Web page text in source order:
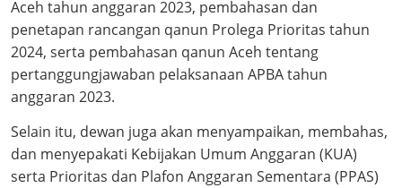
Aceh tahun anggaran 2023, pembahasan dan
penetapan rancangan qanun Prolega Prioritas tahun
2024, serta pembahasan qanun Aceh tentang
pertanggungjawaban pelaksanaan APBA tahun
anggaran 2023.
Selain itu, dewan juga akan menyampaikan, membahas,
dan menyepakati Kebijakan Umum Anggaran (KUA)
serta Prioritas dan Plafon Anggaran Sementara (PPAS)